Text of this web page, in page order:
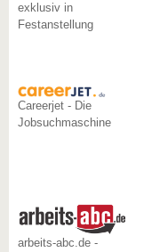
exklusiv in
Festanstellung
Careerjet - Die
Jobsuchmaschine
arbeits-abc.de -